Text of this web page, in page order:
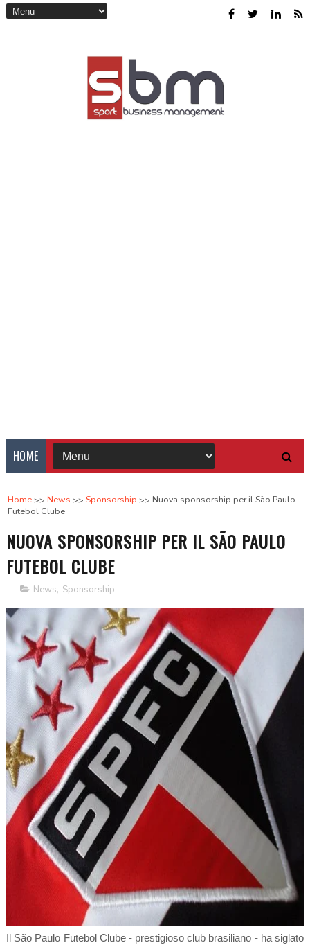
HOME
Home News Sponsorship
Nuova sponsorship per il São Paulo
Futebol Clube
NUOVA SPONSORSHIP PER IL SÃO PAULO
FUTEBOL CLUBE
News, Sponsorship
Il São Paulo Futebol Clube - prestigioso club brasiliano - ha siglato